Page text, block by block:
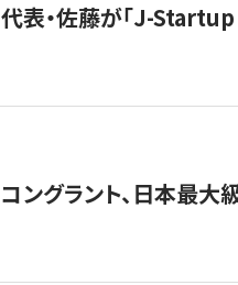
代表・佐藤が「J-
コングラント、日本最大